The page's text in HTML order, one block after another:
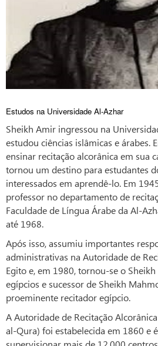
Estudos na Universidade Al-Azhar
Sheikh Amir ingressou na
estudou ciências islâmicas e árabes.
ensinar recitação alcorânica em sua
tornou um destino para estudantes
interessados em aprendê-lo. Em
professor no departamento de
Faculdade de Língua Árabe da Al-
até 1968.
Após isso, assumiu importantes
administrativas na Autoridade de
Egito e, em 1980, tornou-se o
egípcios e sucessor de Sheikh
proeminente recitador egípcio.
A Autoridade de Recitação
al-Qura) foi estabelecida em 1860 e